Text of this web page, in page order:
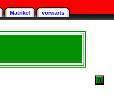
Matrikel vorwärts